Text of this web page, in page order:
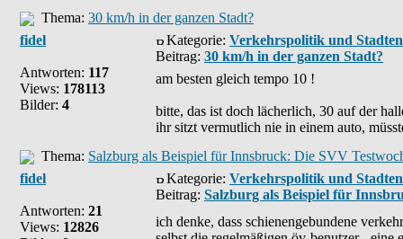
Thema: 30 km/h in der ganzen Stadt?
fidel
Antworten: 117
Views: 178113
Bilder: 4
Kategorie: Verkehrspolitik und
Beitrag: 30 km/h in der ganzen Stadt?
am besten gleich tempo 10 !
bitte, das ist doch lächerlich, 30 auf der
ihr sitzt vermutlich nie in einem auto,
Thema: Salzburg als Beispiel für Innsbruck: Die SVV
fidel
Antworten: 21
Views: 12826
Kategorie: Verkehrspolitik und
Beitrag: Salzburg als Beispiel für
ich denke, dass schienengebundene